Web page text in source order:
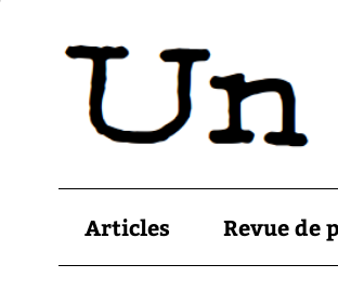
Articles Revue de